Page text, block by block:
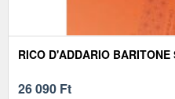
RICO D'ADDARIO BARITONE
26 090 Ft